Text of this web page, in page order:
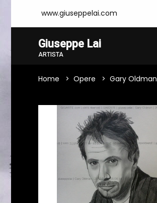
www.giuseppelai.com
Giuseppe Lai
ARTISTA
Home Opere Gary Oldman